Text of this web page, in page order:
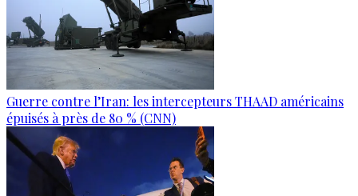
Guerre contre l’Iran: les intercepteurs THAAD américains
épuisés à près de 80 % (CNN)